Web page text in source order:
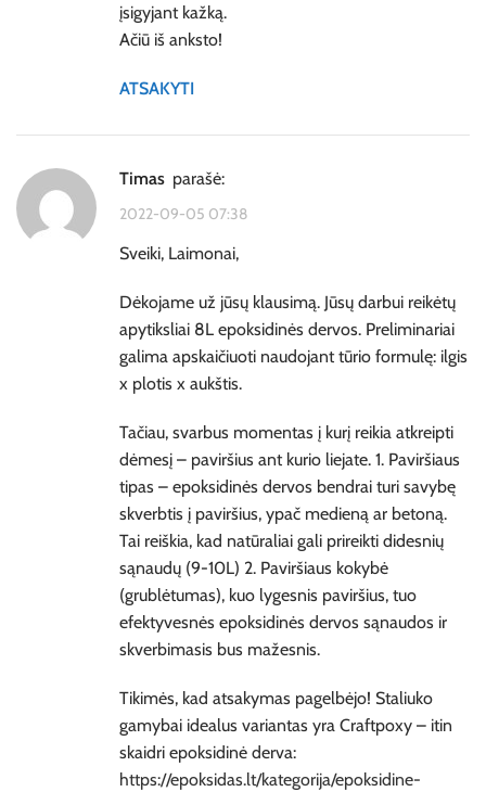
įsigyjant kažką.
Ačiū iš anksto!
ATSAKYTI
timas parašė:
2022-09-05 07:38
Sveiki, Laimonai,
Dėkojame už jūsų klausimą. Jūsų darbui reikėtų
apytiksliai 8L epoksidinės dervos. Preliminariai
galima apskaičiuoti naudojant tūrio formulę: ilgis
x plotis x aukštis.
Tačiau, svarbus momentas į kurį reikia atkreipti
dėmesį – paviršius ant kurio liejate. 1. Paviršiaus
tipas – epoksidinės dervos bendrai turi savybę
skverbtis į paviršius, ypač medieną ar betoną.
Tai reiškia, kad natūraliai gali prireikti didesnių
sąnaudų (9-10L) 2. Paviršiaus kokybė
(grublėtumas), kuo lygesnis paviršius, tuo
efektyvesnės epoksidinės dervos sąnaudos ir
skverbimasis bus mažesnis.
Tikimės, kad atsakymas pagelbėjo! Staliuko
gamybai idealus variantas yra Craftpoxy – itin
skaidri epoksidinė derva:
https://epoksidas.lt/kategorija/epoksidine-